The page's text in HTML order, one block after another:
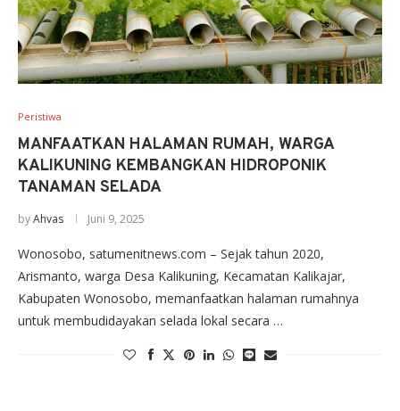
Peristiwa
MANFAATKAN HALAMAN RUMAH, WARGA
KALIKUNING KEMBANGKAN HIDROPONIK
TANAMAN SELADA
byAhvas Juni 9, 2025
Wonosobo, satumenitnews.com – Sejak tahun 2020,
Arismanto, warga Desa Kalikuning, Kecamatan Kalikajar,
Kabupaten Wonosobo, memanfaatkan halaman rumahnya
untuk membudidayakan selada lokal secara …